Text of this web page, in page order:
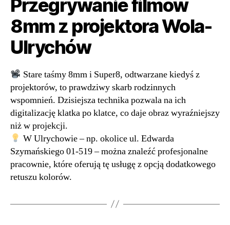
Przegrywanie filmów
8mm z projektora Wola-
Ulrychów
Stare taśmy 8mm i Super8, odtwarzane kiedyś z
projektorów, to prawdziwy skarb rodzinnych
wspomnień. Dzisiejsza technika pozwala na ich
digitalizację klatka po klatce, co daje obraz wyraźniejszy
niż w projekcji.
W Ulrychowie – np. okolice ul. Edwarda
Szymańskiego 01-519 – można znaleźć profesjonalne
pracownie, które oferują tę usługę z opcją dodatkowego
retuszu kolorów.